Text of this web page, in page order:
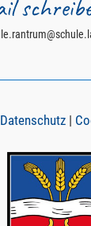
Datenschutz |